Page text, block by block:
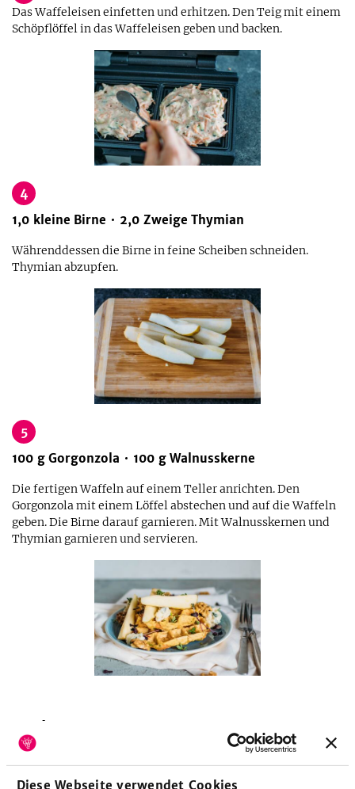
Diese Webseite verwendet Cookies
Das Waffeleisen einfetten und erhitzen. Den Teig mit einem
Schöpflöffel in das Waffeleisen geben und backen.
4
1,0 kleine Birne 2,0 Zweige Thymian
Währenddessen die Birne in feine Scheiben schneiden.
Thymian abzupfen.
5
100 g Gorgonzola 100 g Walnusskerne
Die fertigen Waffeln auf einem Teller anrichten. Den
Gorgonzola mit einem Löffel abstechen und auf die Waffeln
geben. Die Birne darauf garnieren. Mit Walnusskernen und
Thymian garnieren und servieren.
Küchengeräte
Schöpflöffel
Waffeleisen